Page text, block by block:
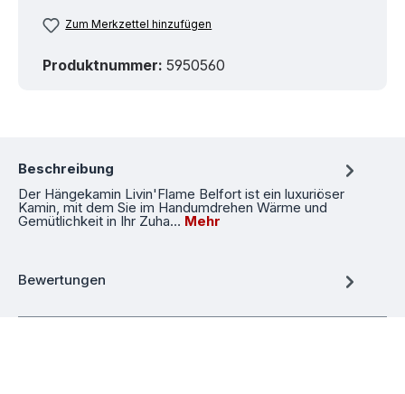
Zum Merkzettel hinzufügen
Produktnummer: 5950560
Beschreibung
Der Hängekamin Livin'Flame Belfort ist ein luxuriöser
Kamin, mit dem Sie im Handumdrehen Wärme und
Gemütlichkeit in Ihr Zuha… Mehr
Bewertungen